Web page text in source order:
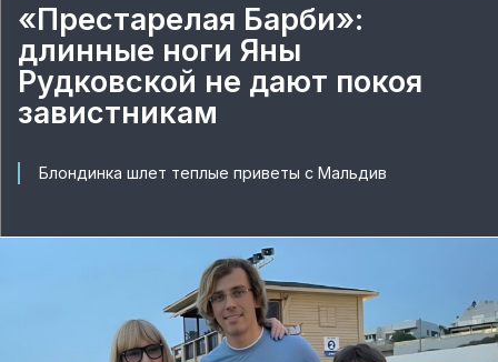
«Престарелая Барби»:
длинные ноги Яны
Рудковской не дают покоя
завистникам
Блондинка шлет теплые приветы с Мальдив